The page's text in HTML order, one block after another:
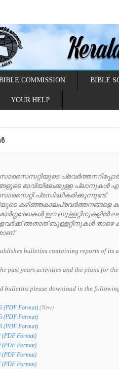
COMMISSION BIBLE
YOUR HELP
ഭാവിയിലേക്കുള്ള പ്ലാനുകൾ
പ്രസിദ്ധീകരിക്കുന്നുണ്ട്.
കഴിഞ്ഞകാലപ്രവർത്തനങ്ങളെ
ഈ ബുള്ളറ്റിനുകളിൽ
അതാത് ബുള്ളറ്റിനുകൾ താഴെ
bulletins containing reports of its
past years activities and the plans for
bulletins please download in the
(PDF Format) (New)
(PDF Format)
(PDF Format)
(PDF Format)
(PDF Format)
(PDF Format)
(PDF Format)